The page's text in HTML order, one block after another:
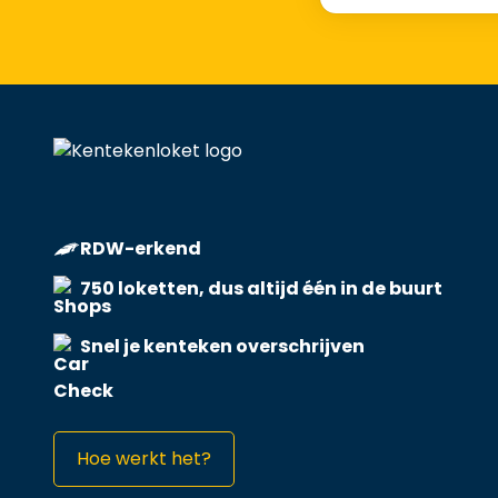
RDW-erkend
750 loketten, dus altijd één in de buurt
Snel je kenteken overschrijven
Hoe werkt het?